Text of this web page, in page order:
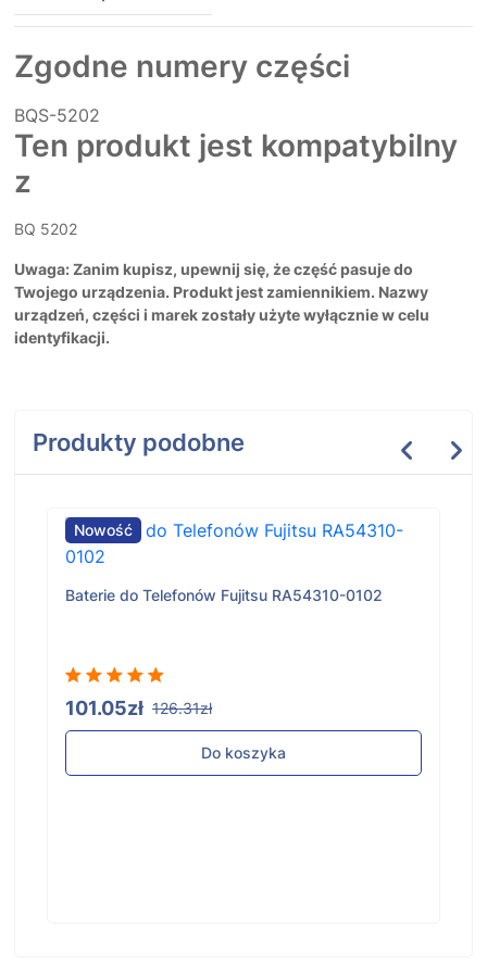
Zgodne numery części
BQS-5202
Ten produkt jest kompatybilny
z
BQ 5202
Uwaga: Zanim kupisz, upewnij się, że część pasuje do
Twojego urządzenia. Produkt jest zamiennikiem. Nazwy
urządzeń, części i marek zostały użyte wyłącznie w celu
identyfikacji.
Produkty podobne
Nowość
Baterie do Telefonów Fujitsu RA54310-0102
101.05zł 126.31zł
Do koszyka